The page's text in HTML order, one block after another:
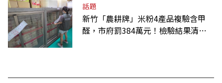
話題
新竹「農耕牌」米粉4產品複驗含甲
醛，市府罰384萬元！檢驗結果清單